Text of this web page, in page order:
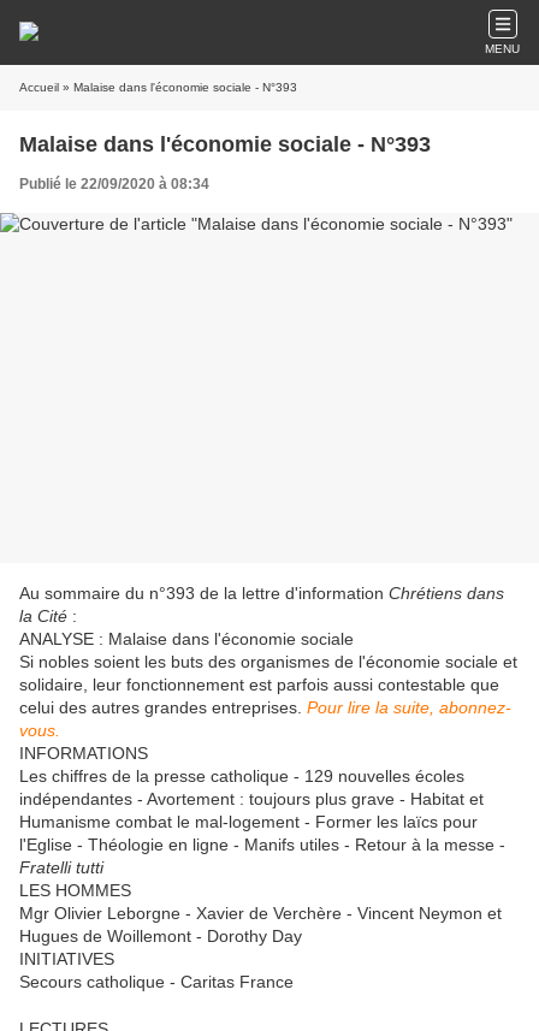
MENU
Accueil » Malaise dans l'économie sociale - N°393
Malaise dans l'économie sociale - N°393
Publié le 22/09/2020 à 08:34
Au sommaire du n°393 de la lettre d'information Chrétiens dans
la Cité :
ANALYSE : Malaise dans l'économie sociale
Si nobles soient les buts des organismes de l'économie sociale et
solidaire, leur fonctionnement est parfois aussi contestable que
celui des autres grandes entreprises. Pour lire la suite, abonnez-
vous.
INFORMATIONS
Les chiffres de la presse catholique - 129 nouvelles écoles
indépendantes - Avortement : toujours plus grave - Habitat et
Humanisme combat le mal-logement - Former les laïcs pour
l'Eglise - Théologie en ligne - Manifs utiles - Retour à la messe -
Fratelli tutti
LES HOMMES
Mgr Olivier Leborgne - Xavier de Verchère - Vincent Neymon et
Hugues de Woillemont - Dorothy Day
INITIATIVES
Secours catholique - Caritas France